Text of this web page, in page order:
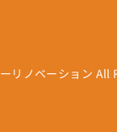
リノベーション All